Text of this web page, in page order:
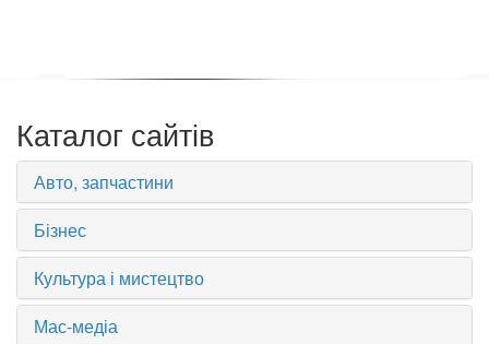
Каталог сайтів
Авто, запчастини
Бізнес
Культура і мистецтво
Мас-медіа